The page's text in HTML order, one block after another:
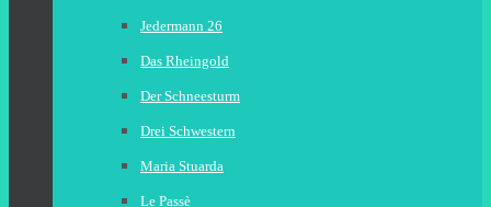
Jedermann 26
Das Rheingold
Der Schneesturm
Drei Schwestern
Maria Stuarda
Le Passè